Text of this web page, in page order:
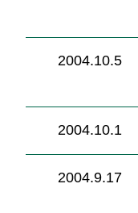
2004.10.5
2004.10.1
2004.9.17